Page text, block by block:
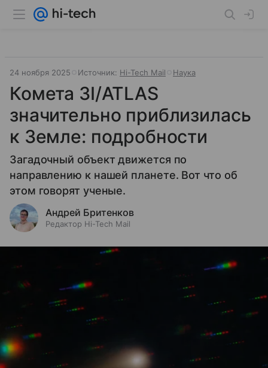
24 ноября 2025 Источник: Hi-Tech Mail Наука
Комета 3I/ATLAS
значительно приблизилась
к Земле: подробности
Загадочный объект движется по
направлению к нашей планете. Вот что об
этом говорят ученые.
Андрей Бритенков
Редактор Hi-Tech Mail